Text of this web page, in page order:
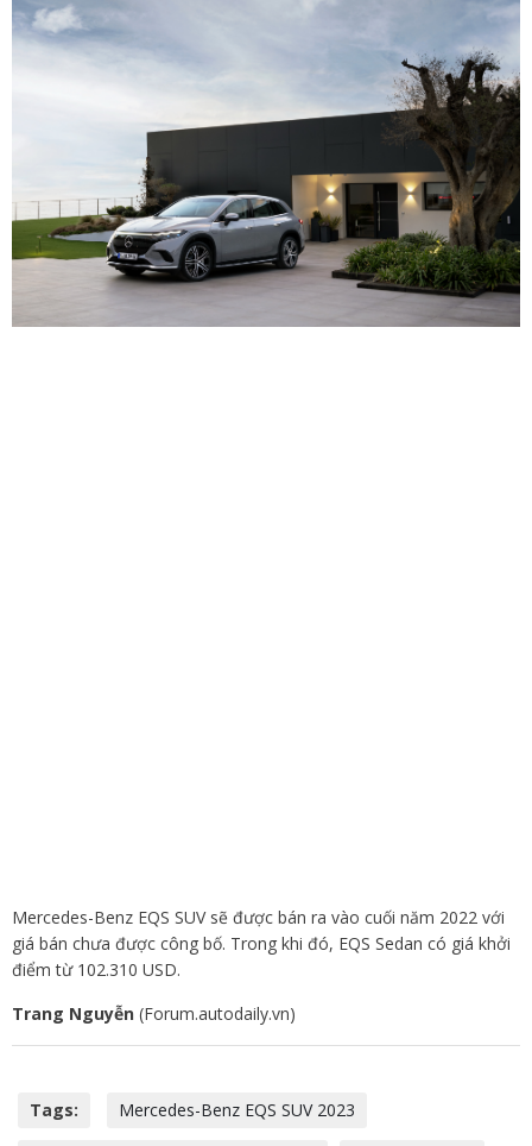
Mercedes-Benz EQS SUV sẽ được bán ra vào cuối năm 2022 với
giá bán chưa được công bố. Trong khi đó, EQS Sedan có giá khởi
điểm từ 102.310 USD.
Trang Nguyễn (Forum.autodaily.vn)
Tags: Mercedes-Benz EQS SUV 2023